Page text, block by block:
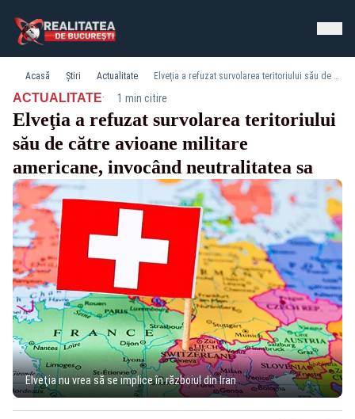
Acasă Știri Actualitate Elveţia a refuzat survolarea teritoriului său de către avioane militare americane, invocând neutralitatea sa
ACTUALITATE· 1 min citire
Elveţia a refuzat survolarea teritoriului
său de către avioane militare
americane, invocând neutralitatea sa
Elveţia nu vrea să se implice în războiul din Iran